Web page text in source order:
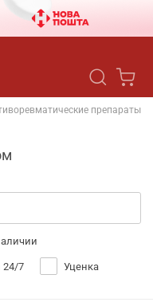
препараты
24/7 Уценка